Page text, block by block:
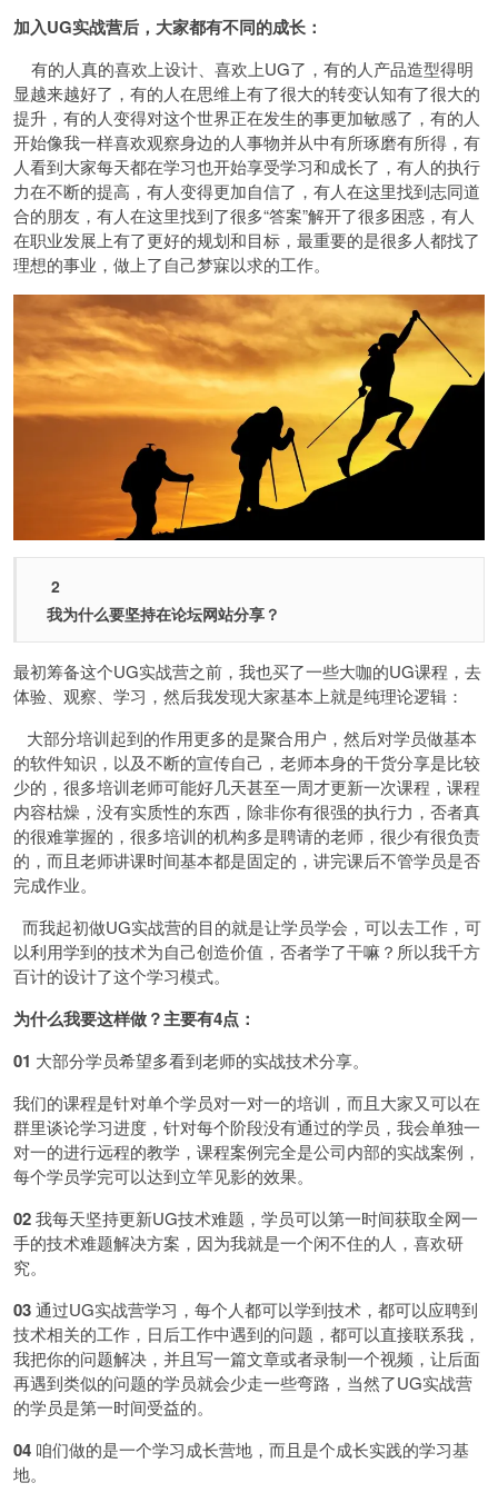
加入UG实战营后，大家都有不同的成长：
有的人真的喜欢上设计、喜欢上UG了，有的人产品造型得明
显越来越好了，有的人在思维上有了很大的转变认知有了很大的
提升，有的人变得对这个世界正在发生的事更加敏感了，有的人
开始像我一样喜欢观察身边的人事物并从中有所琢磨有所得，有
人看到大家每天都在学习也开始享受学习和成长了，有人的执行
力在不断的提高，有人变得更加自信了，有人在这里找到志同道
合的朋友，有人在这里找到了很多“答案”解开了很多困惑，有人
在职业发展上有了更好的规划和目标，最重要的是很多人都找了
理想的事业，做上了自己梦寐以求的工作。
2
我为什么要坚持在论坛网站分享？
最初筹备这个UG实战营之前，我也买了一些大咖的UG课程，去
体验、观察、学习，然后我发现大家基本上就是纯理论逻辑：
大部分培训起到的作用更多的是聚合用户，然后对学员做基本
的软件知识，以及不断的宣传自己，老师本身的干货分享是比较
少的，很多培训老师可能好几天甚至一周才更新一次课程，课程
内容枯燥，没有实质性的东西，除非你有很强的执行力，否者真
的很难掌握的，很多培训的机构多是聘请的老师，很少有很负责
的，而且老师讲课时间基本都是固定的，讲完课后不管学员是否
完成作业。
而我起初做UG实战营的目的就是让学员学会，可以去工作，可
以利用学到的技术为自己创造价值，否者学了干嘛？所以我千方
百计的设计了这个学习模式。
为什么我要这样做？主要有4点：
01 大部分学员希望多看到老师的实战技术分享。
我们的课程是针对单个学员对一对一的培训，而且大家又可以在
群里谈论学习进度，针对每个阶段没有通过的学员，我会单独一
对一的进行远程的教学，课程案例完全是公司内部的实战案例，
每个学员学完可以达到立竿见影的效果。
02我每天坚持更新UG技术难题，学员可以第一时间获取全网一
手的技术难题解决方案，因为我就是一个闲不住的人，喜欢研
究。
03通过UG实战营学习，每个人都可以学到技术，都可以应聘到
技术相关的工作，日后工作中遇到的问题，都可以直接联系我，
我把你的问题解决，并且写一篇文章或者录制一个视频，让后面
再遇到类似的问题的学员就会少走一些弯路，当然了UG实战营
的学员是第一时间受益的。
04 咱们做的是一个学习成长营地，而且是个成长实践的学习基
地。